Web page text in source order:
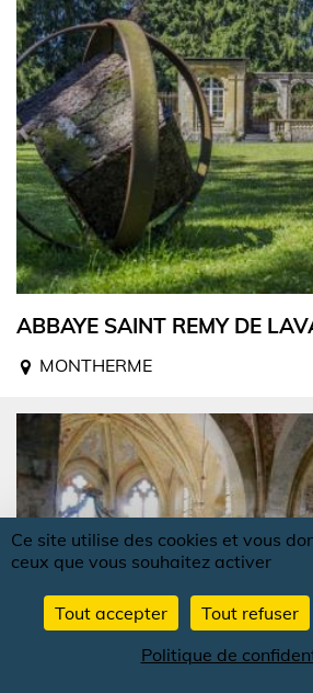
ABBAYE SAINT REMY DE
MONTHERME
Ce site utilise des cookies et vous
ceux que vous souhaitez activer
Tout accepter Tout refuser
Politique de